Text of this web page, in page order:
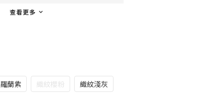
查看更多
羅蘭紫 織紋櫻粉
織紋淺灰